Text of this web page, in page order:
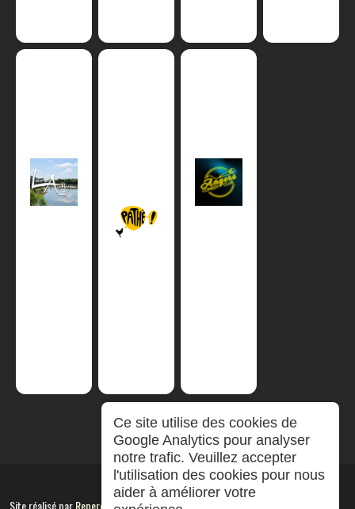
Site réalisé parRepereCom
Ce site utilise des cookies de
Google Analytics pour analyser
notre trafic. Veuillez accepter
l'utilisation des cookies pour nous
aider à améliorer votre